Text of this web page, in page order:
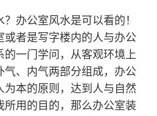
办公室风水是可以看的！
或者是写字楼内的人与办公
的一门学问，从客观环境上
气、内气两部分组成，办公
为本的原则，达到人与自然
所用的目的，那么办公室装